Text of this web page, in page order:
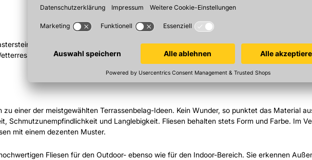
als Terrassenbelag-Idee durchgesetzt. Sie bieten sich als moderne
auf.
zu einer der meistgewählten Terrassenbelag-Ideen. Kein Wunder, so punktet das Material
Schmutzunempfindlichkeit und Langlebigkeit. Fliesen behalten stets Form und Farbe. Im
mit einem dezenten Muster.
Fliesen für den Outdoor- ebenso wie für den Indoor-Bereich. Sie erkennen